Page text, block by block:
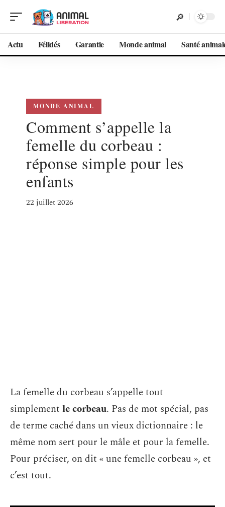
Actu Félidés Garantie Monde animal Santé
MONDE ANIMAL
Comment s’appelle la
femelle du corbeau :
réponse simple pour les
enfants
22 juillet 2026
La femelle du corbeau s’appelle tout
simplement le corbeau. Pas de mot spécial, pas
de terme caché dans un vieux dictionnaire : le
même nom sert pour le mâle et pour la femelle.
Pour préciser, on dit « une femelle corbeau », et
c’est tout.